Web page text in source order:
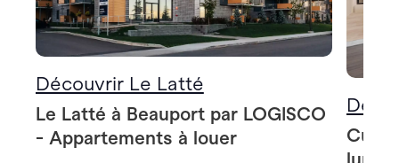
Découvrir Le Latté
Le Latté à Beauport par LOGISCO
- Appartements à louer
lunch